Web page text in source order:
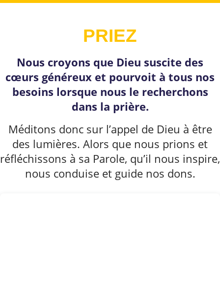
a
b
o
o
h
A
p
m i
k
d
I
n
e
m
PRIEZ
Nous croyons que Dieu suscite des
cœurs généreux et pourvoit à tous nos
besoins lorsque nous le recherchons
dans la prière.
Méditons donc sur l’appel de Dieu à être
des lumières. Alors que nous prions et
réfléchissons à sa Parole, qu’il nous inspire,
nous conduise et guide nos dons.